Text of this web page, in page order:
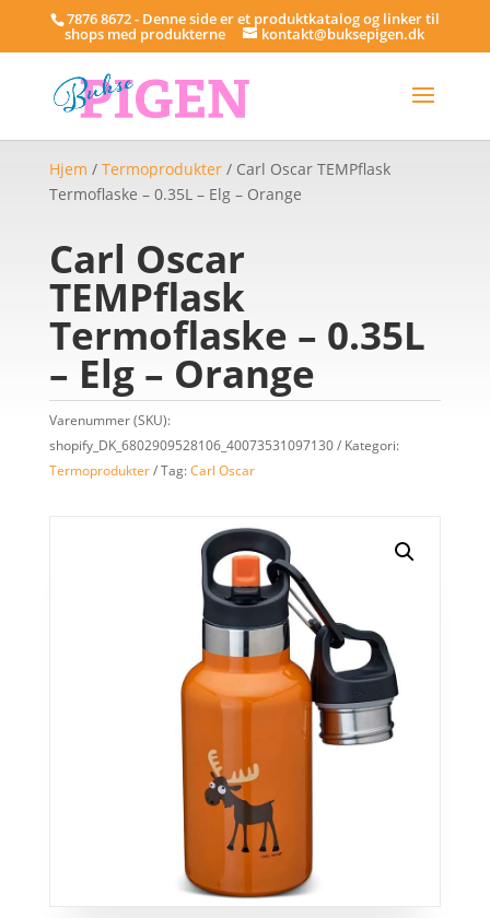
7876 8672 - Denne side er et produktkatalog og linker til
shops med produkterne kontakt@buksepigen.dk
Hjem / Termoprodukter/ Carl Oscar TEMPflask
Termoflaske – 0.35L – Elg – Orange
Carl Oscar
TEMPflask
Termoflaske – 0.35L
– Elg – Orange
Varenummer (SKU):
shopify_DK_6802909528106_40073531097130
Kategori:
Termoprodukter
Tag:Carl Oscar